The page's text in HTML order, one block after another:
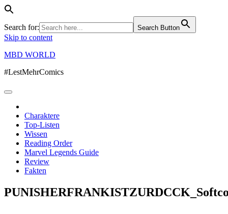
Search for: Search Button
Skip to content
MBD WORLD
#LestMehrComics
Charaktere
Top-Listen
Wissen
Reading Order
Marvel Legends Guide
Review
Fakten